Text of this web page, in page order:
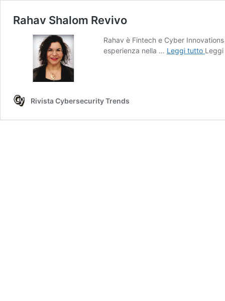
Rahav Shalom Revivo
Rahav è Fintech e Cyber
esperienza nella … Leggi tutto Rahav
Rivista Cybersecurity Trends